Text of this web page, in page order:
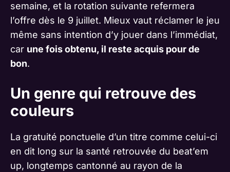
semaine, et la rotation suivante refermera
l’offre dès le 9 juillet. Mieux vaut réclamer le jeu
même sans intention d’y jouer dans l’immédiat,
car une fois obtenu, il reste acquis pour de
bon.
Un genre qui retrouve des
couleurs
La gratuité ponctuelle d’un titre comme celui-ci
en dit long sur la santé retrouvée du beat’em
up, longtemps cantonné au rayon de la